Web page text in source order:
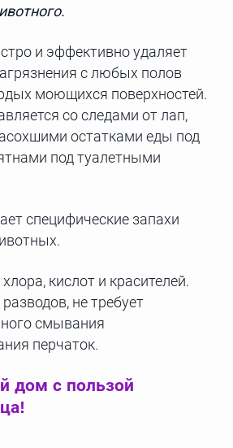
и эффективно удаляет
с любых полов
моющихся поверхностей.
со следами от лап,
остатками еды под
под туалетными
специфические запахи
кислот и красителей.
не требует
смывания
перчаток.
дом с пользой